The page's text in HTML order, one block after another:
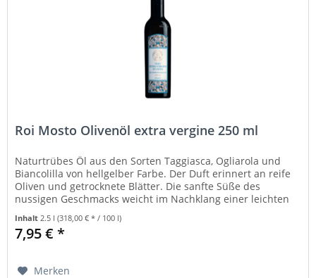
Roi Mosto Olivenöl extra vergine 250 ml
Naturtrübes Öl aus den Sorten Taggiasca, Ogliarola und
Biancolilla von hellgelber Farbe. Der Duft erinnert an reife
Oliven und getrocknete Blätter. Die sanfte Süße des
nussigen Geschmacks weicht im Nachklang einer leichten
Inhalt 2.5 l(318,00 € * / 100 l)
7,95 € *
Merken